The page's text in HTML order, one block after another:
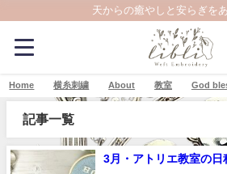
天からの癒やしと安らぎを
Home 横糸刺繍 About 教室 God
記事一覧
3月・アトリエ教室の日